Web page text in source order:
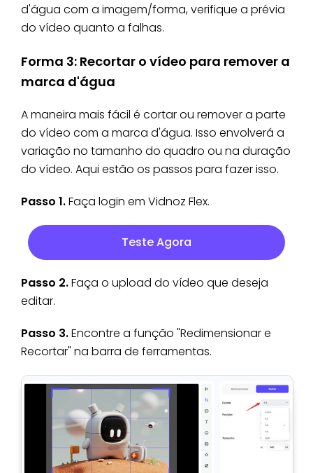
d'água com a imagem/forma, verifique a prévia
do vídeo quanto a falhas.
Forma 3: Recortar o vídeo para remover a
marca d'água
A maneira mais fácil é cortar ou remover a parte
do vídeo com a marca d'água. Isso envolverá a
variação no tamanho do quadro ou na duração
do vídeo. Aqui estão os passos para fazer isso.
Passo 1.Faça login em Vidnoz Flex.
Teste Agora
Passo 2.Faça o upload do vídeo que deseja
editar.
Passo 3.Encontre a função "Redimensionar e
Recortar" na barra de ferramentas.